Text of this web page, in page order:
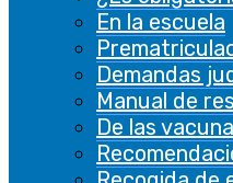
En la escuela
Demandas
Manual de
De las
Este sitio web
Necesarias
Necesarias
Siempre activado